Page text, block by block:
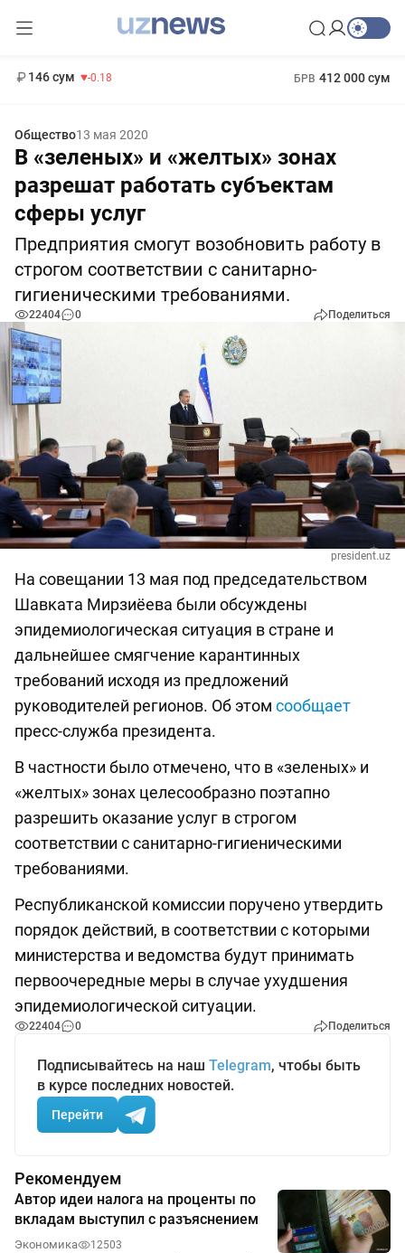
146 сум -0.18 БРВ 412 000 сум
Общество13 мая 2020
В «зеленых» и «желтых» зонах
разрешат работать субъектам
сферы услуг
Предприятия смогут возобновить работу в
строгом соответствии с санитарно-
гигиеническими требованиями.
22404 0 Поделиться
president.uz
На совещании 13 мая под председательством
Шавката Мирзиёева были обсуждены
эпидемиологическая ситуация в стране и
дальнейшее смягчение карантинных
требований исходя из предложений
руководителей регионов. Об этом сообщает
пресс-служба президента.
В частности было отмечено, что в «зеленых» и
«желтых» зонах целесообразно поэтапно
разрешить оказание услуг в строгом
соответствии с санитарно-гигиеническими
требованиями.
Республиканской комиссии поручено утвердить
порядок действий, в соответствии с которыми
министерства и ведомства будут принимать
первоочередные меры в случае ухудшения
эпидемиологической ситуации.
22404 0 Поделиться
Подписывайтесь на наш Telegram, чтобы быть
в курсе последних новостей.
Перейти
Рекомендуем
Автор идеи налога на проценты по
вкладам выступил с разъяснением
Экономика 12503